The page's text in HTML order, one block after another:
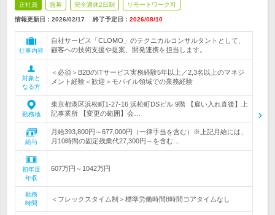
正社員 急募 完全週休2日制 リモートワーク可
情報更新日：2026/02/17 終了予定日： 2026/08/10
仕事内容
自社サービス「CLOMO」のテクニカルコンサルタントとして、
顧客への技術支援や提案、開発連携を担当します。
対象と
なる方
＜必須＞B2BのITサービス実務経験5年以上／2,3名以上のマネジ
メント経験＜歓迎＞モバイル領域での業務経験
勤務地
東京都港区浜松町1-27-16 浜松町DSビル 9階 【雇い入れ直後】上
記事業所 【変更の範囲】会…
給与
月給393,800円～677,000円（一律手当を含む）※上記月給には、
月10時間の固定残業代27,300円～を含む…
初年度
年収
607万円～1042万円
勤務
時間
＜フレックスタイム制＞標準労働時間8時間コアタイムなし